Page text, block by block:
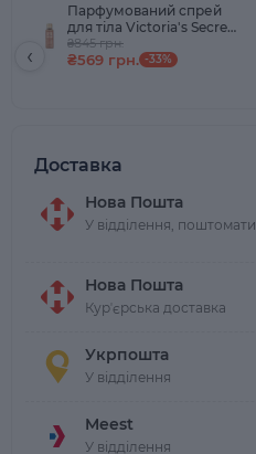
Парфумований спрей
для тіла Victoria's Secret
Bare Vanilla 250 мл
₴845 грн.
₴569 грн. -33%
‹
Доставка
Нова Пошта
У відділення, поштомати
Нова Пошта
Курʼєрська доставка
Укрпошта
У відділення
Meest
У відділення